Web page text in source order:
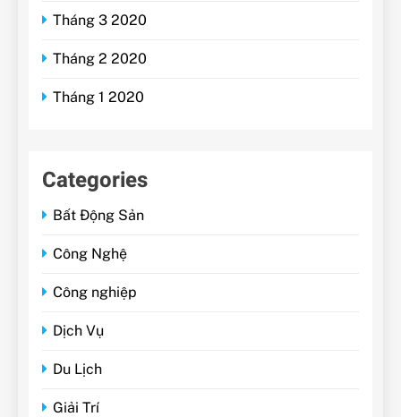
Tháng 3 2020
Tháng 2 2020
Tháng 1 2020
Categories
Bất Động Sản
Công Nghệ
Công nghiệp
Dịch Vụ
Du Lịch
Giải Trí